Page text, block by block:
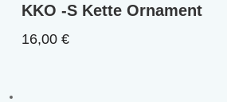
KKO -S Kette Ornament
16,00€